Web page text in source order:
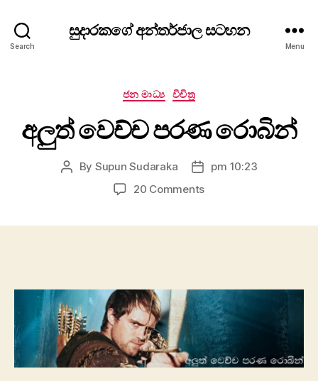
Search
සුදාරකගේ අන්තර්ජාල සටහන
Menu
Categories
ජන මාධ්‍ය විචිත්‍ර
අලුත් වෙච්ච පරණ රොබින්
Post
By Supun Sudaraka
Postpm 10:23
20 Commentson